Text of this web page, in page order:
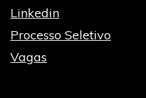
Linkedin
Processo Seletivo
Vagas